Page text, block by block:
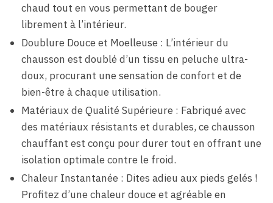
chaud tout en vous permettant de bouger
librement à l’intérieur.
Doublure Douce et Moelleuse : L’intérieur du
chausson est doublé d’un tissu en peluche ultra-
doux, procurant une sensation de confort et de
bien-être à chaque utilisation.
Matériaux de Qualité Supérieure : Fabriqué avec
des matériaux résistants et durables, ce chausson
chauffant est conçu pour durer tout en offrant une
isolation optimale contre le froid.
Chaleur Instantanée : Dites adieu aux pieds gelés !
Profitez d’une chaleur douce et agréable en